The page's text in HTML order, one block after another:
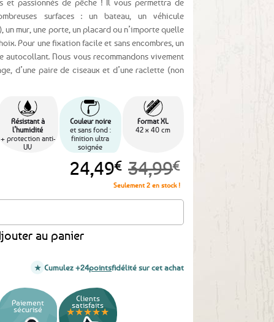
et passionnés de pêche ! Il vous permettra de
surfaces : un bateau, un véhicule
un mur, une porte, un placard ou n’importe quelle
Pour une fixation facile et sans encombres, un
Nous vous recommandons vivement
d’une paire de ciseaux et d’une raclette (non
Résistant à
l’humidité
+ protection anti-
UV
Couleur noire
et sans fond :
finition ultra
soignée
Format XL
42 x 40 cm
34,99€
Le
initial
était :
34,99€.
24,49€Le
prix
actuel
est :
Seulement 2 en stock !
stickers décoratif pêcheur Carpe BZH - 42 x 40 cm
au panier
Cumulez +24pointsfidélité sur cet achat
Paiement
sécurisé
Clients
satisfaits
★★★★★